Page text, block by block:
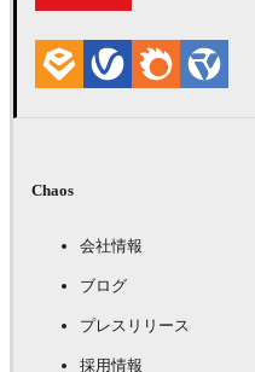
く
全ての機能を備えたト
Chaos
会社情報
ブログ
プレスリリース
採用情報